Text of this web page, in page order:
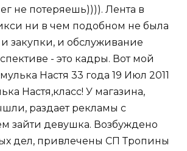
не потеряешь)))). Лента в
ни в чем подобном не была
и закупки, и обслуживание
- это кадры. Вот мой
Настя 33 года 19 Июл 2011
Настя,класс! У магазина,
раздает рекламы с
зайти девушка. Возбуждено
дел, привлечены СП Тропины